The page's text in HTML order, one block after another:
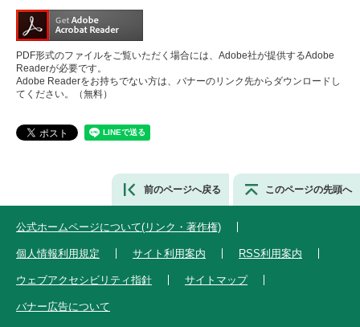
PDF形式のファイルをご覧いただく場合には、Adobe社が提供するAdobe
Readerが必要です。
Adobe Readerをお持ちでない方は、バナーのリンク先からダウンロードし
てください。（無料）
前のページへ戻る このページの先頭へ
公式ホームページについて(リンク・著作権)
個人情報利用規定 サイト利用案内 RSS利用案内
ウェブアクセシビリティ指針 サイトマップ
バナー広告について